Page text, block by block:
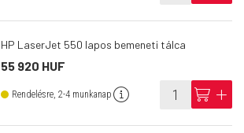
HP LaserJet 550 lapos bemeneti tálca
55 920 HUF
Rendelésre, 2-4 munkanap info cart add